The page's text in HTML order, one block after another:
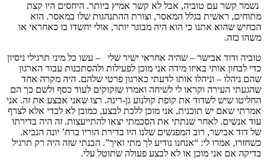
נשמר קשר עם טוביה, אבל לא קשר אמיץ ביותר. היחסים היו קצת
מתוחים, ראשית בגלל המאסר, וצורת ההתנהגות שלו במאסר. הוא
הכחיש שהוא אתנו כי הוא היה מבוגר יותר, אולי יחשדו בו כאחראי או
משהו כזה.
טוביה ודוד אבישר – שהיה אחראי ישיר שלי – עשו כל מיני תרגילי ניסיון
כדי לבחון אותי באיזו מידה אני מוכן לפעילות ולהסתכנות עבור הארגון
שהם ניהלו – וניהלו אותו לדעתי כארגון פרטי שלהם. היה מקרה אחד
שהגעתי העירה וקראו לי לשיחה ואמרו שזקוקים לעוד כסף ולשם כך הם
החליטו שיש לשדוד את קופת קולנוע גן-רינה. רצו שאני אבצע את זה. אני
אמרתי שאם יש תוכנית, אני מוכן ללכת לבצע, כמובן לא לבדי אלא לצרף
עוד אנשים. לאחר שנתתי את הסכמתי יצאו להתייעצות. זה היה בדירתו
של דוד אבישר, רוב המפגשים שלנו היו בדירת הוריו ברח’ יונה הנביא.
כשחזרו, אמרו לי: “אנחנו נודיע לך מתי ואיך”. הבנתי שזה היה רק תרגיל
בדיקה אם אני מוכן או לא לבצע פעולה שתוטל עלי.